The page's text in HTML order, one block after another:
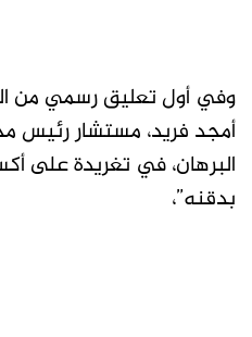
وفي أول تعليق رسمي من
أمجد فريد، مستشار رئيس
البرهان، في تغريدة على
بدقنه”،